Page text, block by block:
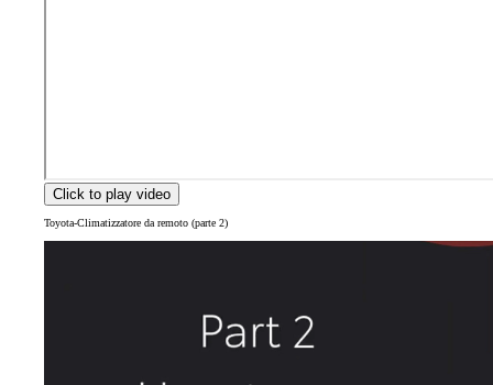
Click to play video
Toyota-Climatizzatore da remoto (parte 2)